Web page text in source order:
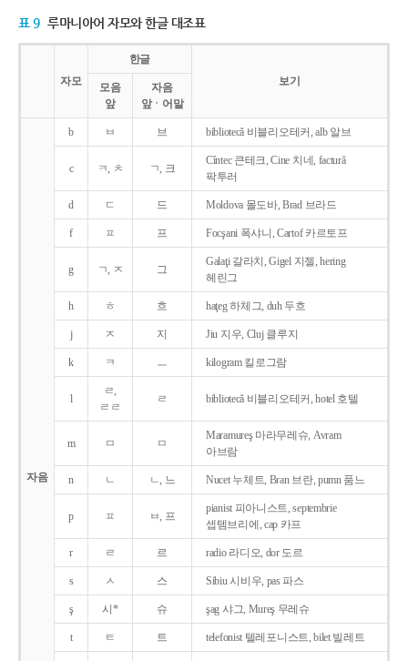
표 9 루마니아어 자모와 한글 대조표
자모
한글
보기
모음
앞
자음
앞ㆍ어말
자음
b ㅂ 브 bibliotecǎ 비블리오테커, alb 알브
c ㅋ, ㅊ ㄱ, 크
Cîntec 큰테크, Cine 치네, facturǎ
팍투러
d ㄷ 드 Moldova 몰도바, Brad 브라드
f ㅍ 프 Focşani 폭샤니, Cartof 카르토프
g ㄱ, ㅈ 그
Galaţi 갈라치, Gigel 지젤, hering
헤린그
h ㅎ 흐 haţeg 하체그, duh 두흐
j ㅈ 지 Jiu 지우, Cluj 클루지
k ㅋ ㅡ kilogram 킬로그람
l
ㄹ,
ㄹㄹ
ㄹ bibliotecǎ 비블리오테커, hotel 호텔
m ㅁ ㅁ
Maramureş 마라무레슈, Avram
아브람
n ㄴ ㄴ, 느 Nucet 누체트, Bran 브란, pumn 품느
p ㅍ ㅂ, 프
pianist 피아니스트, septembrie
셉템브리에, cap 카프
r ㄹ 르 radio 라디오, dor 도르
s ㅅ 스 Sibiu 시비우, pas 파스
ş 시* 슈 şag 샤그, Mureş 무레슈
t ㅌ 트 telefonist 텔레포니스트, bilet 빌레트